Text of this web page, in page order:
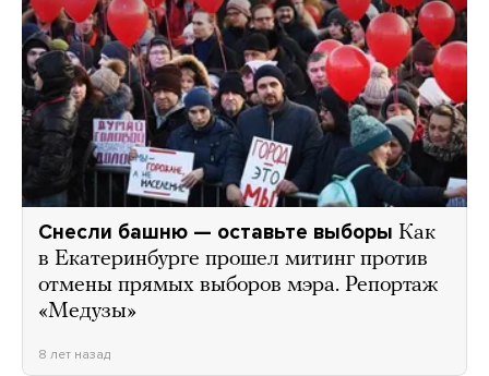
Снесли башню — оставьте выборы Как
в Екатеринбурге прошел митинг против
отмены прямых выборов мэра. Репортаж
«Медузы»
8 лет назад